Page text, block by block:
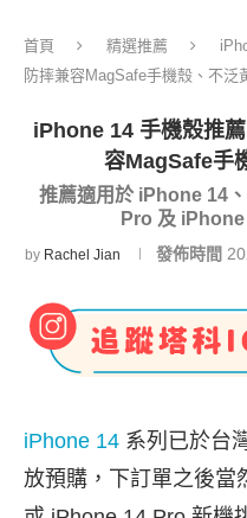
首頁 精選推薦
防摔兼容MagSafe手機殼、不泛
iPhone 14 手機殼推
容MagSafe手
推薦適用於 iPhone 14
Pro 及
by Rachel Jian 發佈時間
iPhone 14 系列已於台
放預購，下訂單之後當